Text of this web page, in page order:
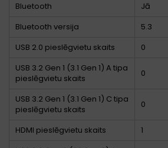
Bluetooth
Jā
Bluetooth versija
5.3
USB 2.0 pieslēgvietu skaits
0
USB 3.2 Gen 1 (3.1 Gen 1) A tipa
pieslēgvietu skaits
0
USB 3.2 Gen 1 (3.1 Gen 1) C tipa
pieslēgvietu skaits
0
HDMI pieslēgvietu skaits
1